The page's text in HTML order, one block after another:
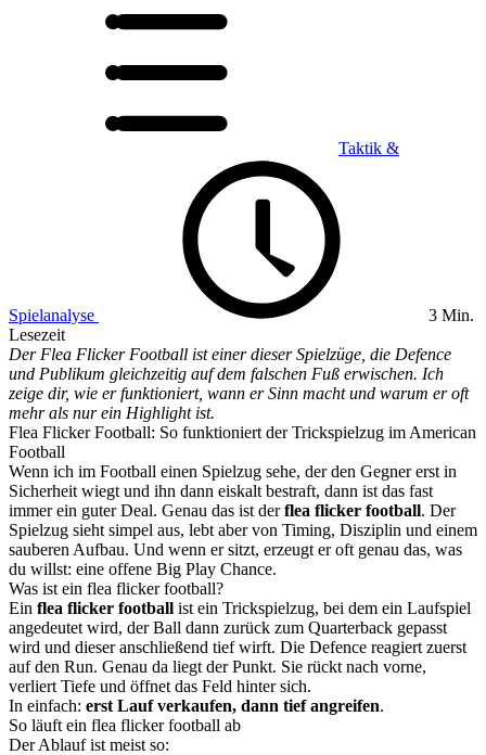
Taktik &
Spielanalyse
3 Min.
Lesezeit
Der Flea Flicker Football ist einer dieser Spielzüge, die Defence
und Publikum gleichzeitig auf dem falschen Fuß erwischen. Ich
zeige dir, wie er funktioniert, wann er Sinn macht und warum er oft
mehr als nur ein Highlight ist.
Flea Flicker Football: So funktioniert der Trickspielzug im American
Football
Wenn ich im Football einen Spielzug sehe, der den Gegner erst in
Sicherheit wiegt und ihn dann eiskalt bestraft, dann ist das fast
immer ein guter Deal. Genau das ist derflea flicker football. Der
Spielzug sieht simpel aus, lebt aber von Timing, Disziplin und einem
sauberen Aufbau. Und wenn er sitzt, erzeugt er oft genau das, was
du willst: eine offene Big Play Chance.
Was ist ein flea flicker football?
Ein flea flicker football ist ein Trickspielzug, bei dem ein Laufspiel
angedeutet wird, der Ball dann zurück zum Quarterback gepasst
wird und dieser anschließend tief wirft. Die Defence reagiert zuerst
auf den Run. Genau da liegt der Punkt. Sie rückt nach vorne,
verliert Tiefe und öffnet das Feld hinter sich.
In einfach: erst Lauf verkaufen, dann tief angreifen.
So läuft ein flea flicker football ab
Der Ablauf ist meist so: